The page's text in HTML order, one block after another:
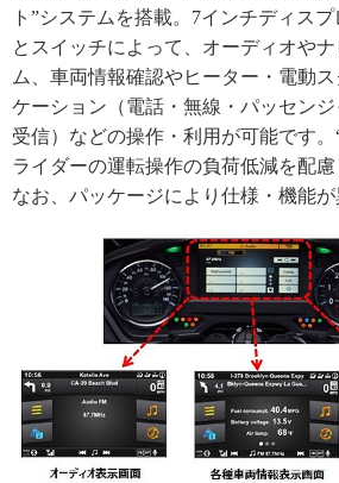
ト”システムを搭載。7インチディス
とスイッチによって、オーディオや
ム、車両情報確認やヒーター・電動
ケーション（電話・無線・パッセン
受信）などの操作・利用が可能です。
ライダーの運転操作の負荷低減を配慮
なお、パッケージにより仕様・機能が